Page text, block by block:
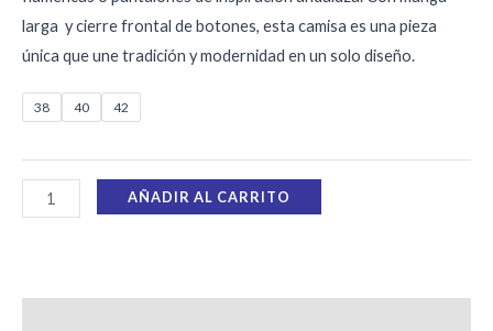
larga y cierre frontal de botones, esta camisa es una pieza
única que une tradición y modernidad en un solo diseño.
38 40 42
AÑADIR AL CARRITO